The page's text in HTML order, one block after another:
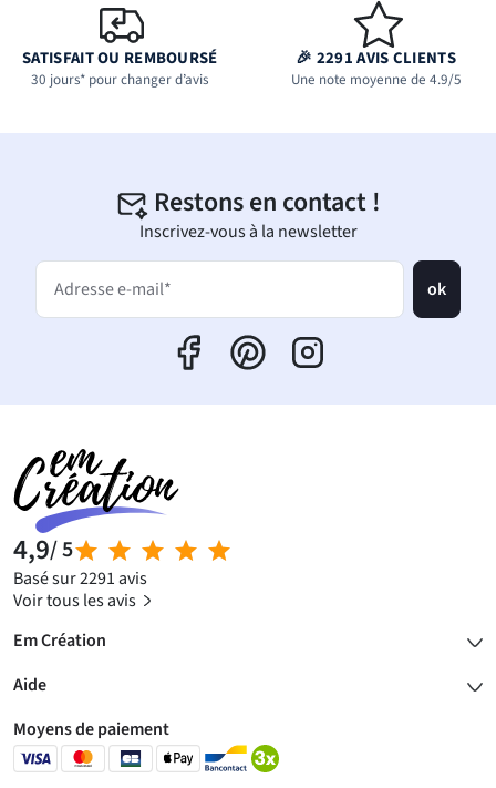
SATISFAIT OU REMBOURSÉ
30 jours* pour changer d’avis
🎉 2291 AVIS CLIENTS
Une note moyenne de 4.9/5
Restons en contact !
Inscrivez-vous à la newsletter
Adresse e-mail* ok
4,9/ 5
Basé sur 2291 avis
Voir tous les avis
Em Création
Aide
Moyens de paiement